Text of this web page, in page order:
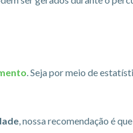
. Seja por meio de
, nossa recomendação é